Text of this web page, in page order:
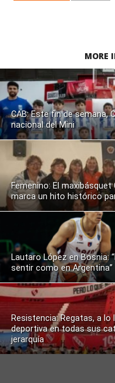
MORE
CAB: Este fin de semana,
nacional del Mini
Femenino: El maxibásquet
marca un hito histórico
Lautaro López en Bosnia:
sentir como en Argentina”
Resistencia: Regatas, a lo
deportiva en todas sus
jerarquía